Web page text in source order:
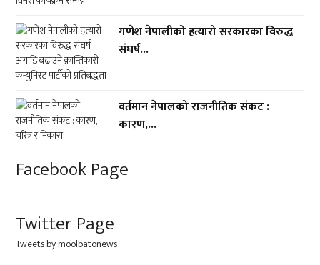
गणेश नेपालीको हत्यारो सरकारका विरुद्ध
संघर्ष...
वर्तमान नेपालको राजनीतिक संकट :
कारण,...
Facebook Page
Twitter Page
Tweets by moolbatonews